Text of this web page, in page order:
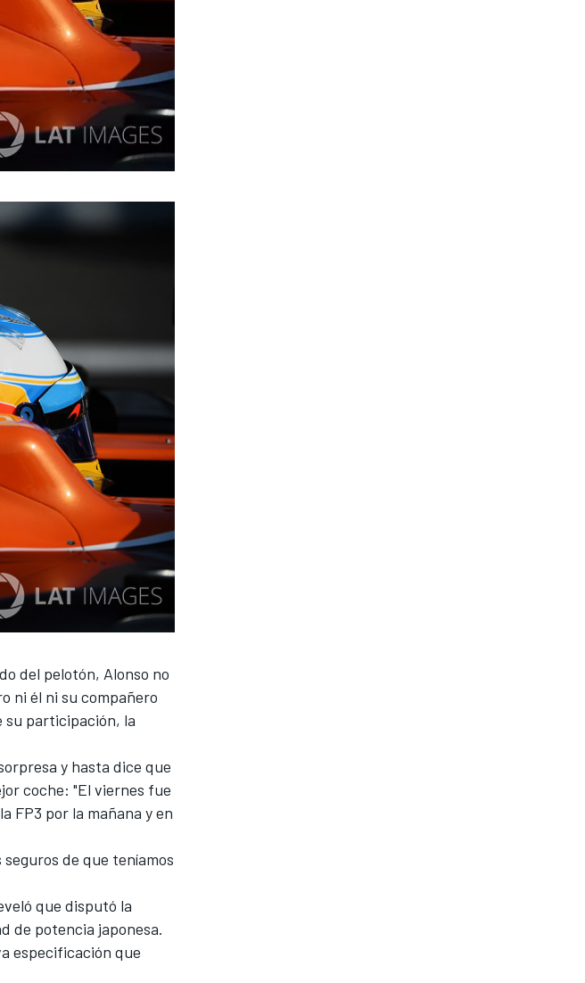
del pelotón, Alonso no
ni él ni su compañero
su participación, la
y hasta dice que
coche: "El viernes fue
FP3 por la mañana y en
de que teníamos
que disputó la
de potencia japonesa.
especificación que